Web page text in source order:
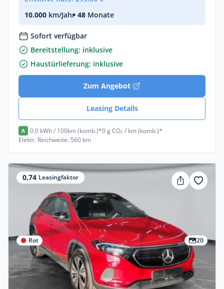
10.000 km/Jahr• 48 Monate
Sofort verfügbar
Bereitstellung: inklusive
Haustürlieferung: inklusive
Zum Angebot
Leasing Details
A 0,0 kWh / 100km (komb.)*0 g CO₂ / km (komb.)*
Elektr. Reichweite: 560 km
0,74 Leasingfaktor
Rot 20
Privat & Gewerbe
Mercedes-Benz EQA (BM 243)